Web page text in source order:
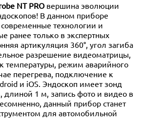
NT PROвершина эволюции
В данном приборе
технологии и
ранее только в экспертных
артикуляция 360°, угол загиба
разрешение видеоматрицы,
температуры, режим аварийного
перегрева, подключение к
и iOS. Эндоскоп имеет зонд
1 м, запись фото и видео в
данный прибор станет
для автомобильной